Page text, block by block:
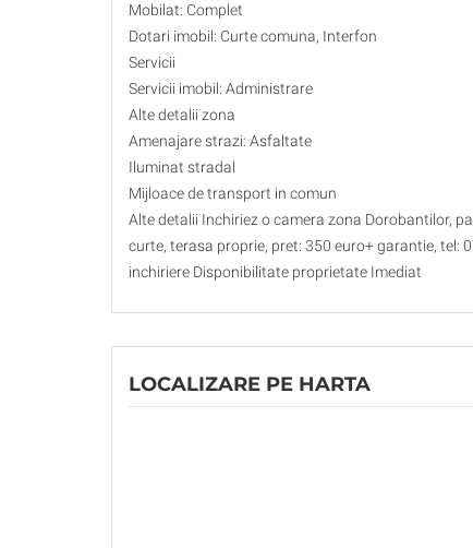
Mobilat: Complet
Dotari imobil: Curte comuna, Interfon
Servicii
Servicii imobil: Administrare
Alte detalii zona
Amenajare strazi: Asfaltate
Iluminat stradal
Mijloace de transport in comun
Alte detalii Inchiriez o camera zona Dorobantilor,
curte, terasa proprie, pret: 350 euro+ garantie, tel:
inchiriere Disponibilitate proprietate Imediat
LOCALIZARE PE HARTA